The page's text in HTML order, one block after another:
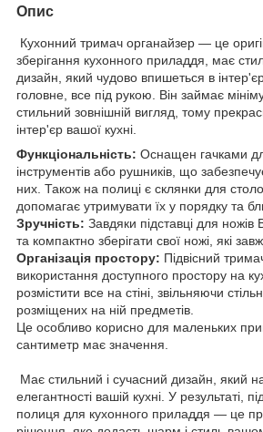
Опис
Кухонний тримач органайзер — це
зберігання кухонного приладдя, має
дизайн, який чудово впишеться в
головне, все під рукою. Він займає
стильний зовнішній вигляд, тому
інтер'єр вашої кухні.
Функціональність: Оснащен гачками
інструментів або рушників, що
них. Також на полиці є склянки для
допомагає утримувати їх у порядку та
Зручність: Завдяки підставці для
та компактно зберігати свої ножі, які
Організація простору: Підвісний
використання доступного простору на
розмістити все на стіні, звільняючи
розміщених на ній предметів.
Це особливо корисно для маленьких
сантиметр має значення.
Має стильний і сучасний дизайн, який
елегантності вашій кухні. У результаті,
полиця для кухонного приладдя — це